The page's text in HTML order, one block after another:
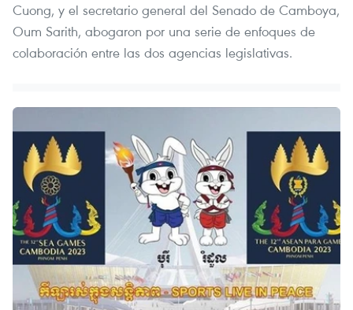
Cuong, y el secretario general del Senado de Camboya,
Oum Sarith, abogaron por una serie de enfoques de
colaboración entre las dos agencias legislativas.